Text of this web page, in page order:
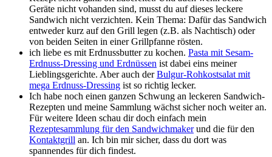
Geräte nicht vohanden sind, musst du auf dieses leckere
Sandwich nicht verzichten. Kein Thema: Dafür das Sandwich
entweder kurz auf den Grill legen (z.B. als Nachtisch) oder
von beiden Seiten in einer Grillpfanne rösten.
ich liebe es mit Erdnussbutter zu kochen. Pasta mit Sesam-
Erdnuss-Dressing und Erdnüssen ist dabei eins meiner
Lieblingsgerichte. Aber auch derBulgur-Rohkostsalat mit
mega Erdnuss-Dressing ist so richtig lecker.
Ich habe noch einen ganzen Schwung an leckeren Sandwich-
Rezepten und meine Sammlung wächst sicher noch weiter an.
Für weitere Ideen schau dir doch einfach mein
Rezeptesammlung für den Sandwichmakerund die für den
Kontaktgrill an. Ich bin mir sicher, dass du dort was
spannendes für dich findest.